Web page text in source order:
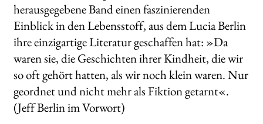
herausgegebene Band einen faszinierenden
Einblick in den Lebensstoff, aus dem Lucia Berlin
ihre einzigartige Literatur geschaffen hat: »Da
waren sie, die Geschichten ihrer Kindheit, die wir
so oft gehört hatten, als wir noch klein waren. Nur
geordnet und nicht mehr als Fiktion getarnt«.
(Jeff Berlin im Vorwort)